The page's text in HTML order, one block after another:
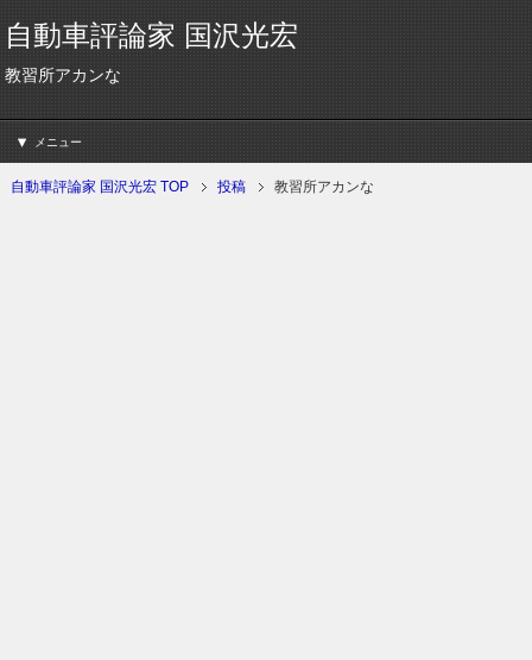
自動車評論家 国沢光宏
教習所アカンな
メニュー
自動車評論家 国沢光宏 TOP 投稿 教習所アカンな